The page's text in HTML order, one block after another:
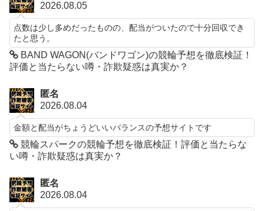
2026.08.05
点数は少し多めだったものの、配当がついたので十分回収でき
たと思う。
BAND WAGON(バンドワゴン)の競輪予想を徹底検証！
評価と当たらない噂・詐欺疑惑は真実か？
匿名
2026.08.04
金額と配当がちょうどいいバランスの予想サイトです
競輪スパークの競輪予想を徹底検証！評価と当たらな
い噂・詐欺疑惑は真実か？
匿名
2026.08.04